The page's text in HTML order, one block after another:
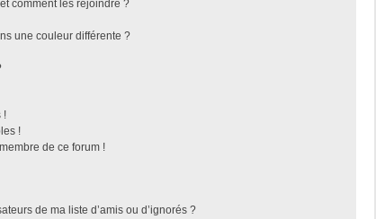
comment les rejoindre ?
une couleur différente ?
!
!
de ce forum !
de ma liste d’amis ou d’ignorés ?